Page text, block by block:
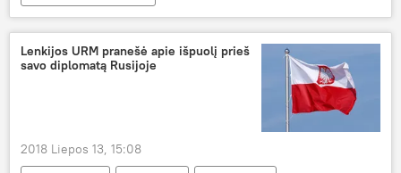
Lenkijos URM pranešė apie išpuolį prieš
savo diplomatą Rusijoje
2018 Liepos 13, 15:08